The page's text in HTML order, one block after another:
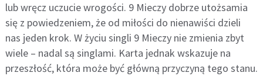
lub wręcz uczucie wrogości. 9 Mieczy dobrze utożsamia
się z powiedzeniem, że od miłości do nienawiści dzieli
nas jeden krok. W życiu singli 9 Mieczy nie zmienia zbyt
wiele – nadal są singlami. Karta jednak wskazuje na
przeszłość, która może być główną przyczyną tego stanu.